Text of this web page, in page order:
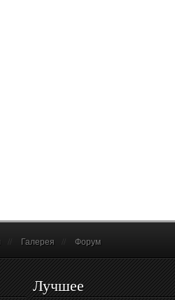
Галерея Форум
Лучшее